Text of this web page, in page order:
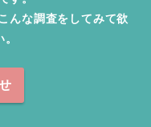
んな調査をしてみて欲